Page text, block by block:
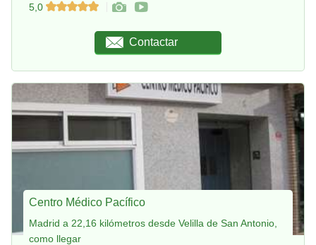
5,0
Contactar
Centro Médico Pacífico
Madrid a 22,16 kilómetros desde Velilla de San Antonio,
como llegar